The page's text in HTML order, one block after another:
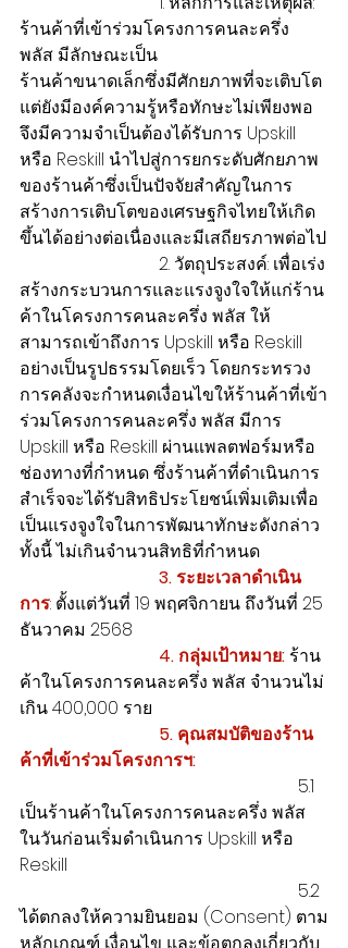
ร้านค้าที่เข้าร่วมโครงการคนละครึ่ง
พลัส มีลักษณะเป็น
ร้านค้าขนาดเล็กซึ่งมีศักยภาพที่จะเติบโต
แต่ยังมีองค์ความรู้หรือทักษะไม่เพียงพอ
จึงมีความจำเป็นต้องได้รับการ Upskill
หรือ Reskill นำไปสู่การยกระดับศักยภาพ
ของร้านค้าซึ่งเป็นปัจจัยสำคัญในการ
สร้างการเติบโตของเศรษฐกิจไทยให้เกิด
ขึ้นได้อย่างต่อเนื่องและมีเสถียรภาพต่อไป
2. วัตถุประสงค์: เพื่อเร่ง
สร้างกระบวนการและแรงจูงใจให้แก่ร้าน
ค้าในโครงการคนละครึ่ง พลัส ให้
สามารถเข้าถึงการ Upskill หรือ Reskill
อย่างเป็นรูปธรรมโดยเร็ว โดยกระทรวง
การคลังจะกำหนดเงื่อนไขให้ร้านค้าที่เข้า
ร่วมโครงการคนละครึ่ง พลัส มีการ
Upskill หรือ Reskill ผ่านแพลตฟอร์มหรือ
ช่องทางที่กำหนด ซึ่งร้านค้าที่ดำเนินการ
สำเร็จจะได้รับสิทธิประโยชน์เพิ่มเติมเพื่อ
เป็นแรงจูงใจในการพัฒนาทักษะดังกล่าว
ทั้งนี้ ไม่เกินจำนวนสิทธิที่กำหนด
3. ระยะเวลาดำเนิน
การ: ตั้งแต่วันที่ 19 พฤศจิกายน ถึงวันที่ 25
ธันวาคม 2568
4. กลุ่มเป้าหมาย: ร้าน
ค้าในโครงการคนละครึ่ง พลัส จำนวนไม่
เกิน 400,000 ราย
5. คุณสมบัติของร้าน
ค้าที่เข้าร่วมโครงการฯ:
5.1
เป็นร้านค้าในโครงการคนละครึ่ง พลัส
ในวันก่อนเริ่มดำเนินการ Upskill หรือ
Reskill
5.2
ได้ตกลงให้ความยินยอม (Consent) ตาม